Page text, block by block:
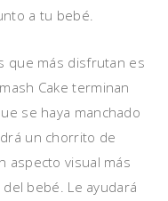
a tu bebé.
que más disfrutan es
Cake terminan
se haya manchado
un chorrito de
aspecto visual más
bebé. Le ayudará